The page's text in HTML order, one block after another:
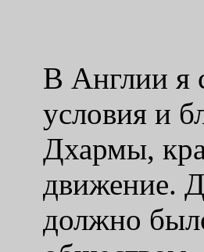
В Англии я
условия и
Дхармы,
движение.
должно